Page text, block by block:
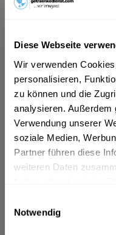
Diese Webseite
Wir verwenden
personalisieren,
zu können und die
analysieren. Außerdem
Verwendung unserer
soziale Medien,
Partner führen diese
weiteren Daten
Notwendig
ab 145,19 € *
Inhalt: 4.2 Liter (34,57 € * / 1
inkl. MwSt.ggf. zzgl.
Vorrätig
In den